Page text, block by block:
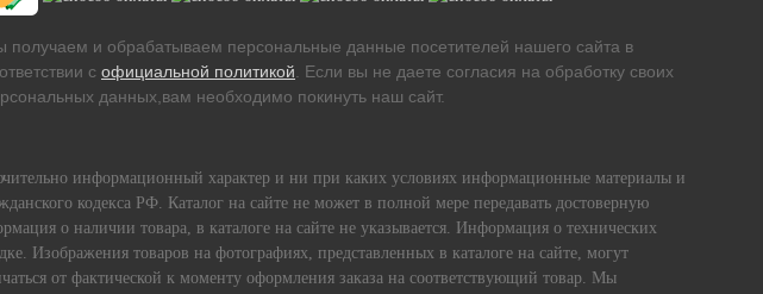
получаем и обрабатываем персональные данные посетителей нашего сайта в
с официальной политикой. Если вы не даете согласия на обработку своих
данных,вам необходимо покинуть наш сайт.
информационный характер и ни при каких условиях информационные материалы и
кодекса РФ. Каталог на сайте не может в полной мере передавать достоверную
о наличии товара, в каталоге на сайте не указывается. Информация о технических
Изображения товаров на фотографиях, представленных в каталоге на сайте, могут
от фактической к моменту оформления заказа на соответствующий товар. Мы